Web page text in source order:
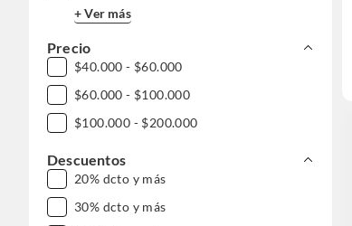
+ Ver más
Precio
$40.000 - $60.000
$60.000 - $100.000
$100.000 - $200.000
Descuentos
20% dcto y más
30% dcto y más